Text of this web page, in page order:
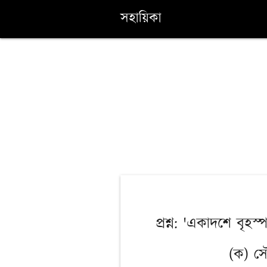
সহায়িকা
প্রশ্ন: 'একাদশে
(ক)